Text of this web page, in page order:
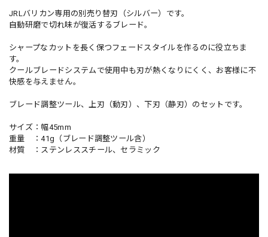
JRLバリカン専用の別売り替刃（シルバー）です。
自動研磨で切れ味が復活するブレード。
シャープなカットを長く保つフェードスタイルを作るのに役立ちま
す。
クールブレードシステムで使用中も刃が熱くなりにくく、お客様に不
快感を与えません。
ブレード調整ツール、上刃（動刃）、下刃（静刃）のセットです。
サイズ：幅45mm
重量 ：41g（ブレード調整ツール含）
材質 ：ステンレススチール、セラミック